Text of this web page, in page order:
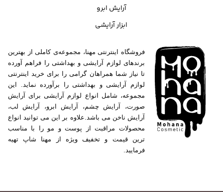
آرایش ابرو
ابزار آرایشی
فروشگاه اینترنتی مهنا، مجموعه‌ی کاملی از بهترین
برندهای لوازم آرایشی و بهداشتی را فراهم آورده
تا نیاز شما همراهان گرامی را برای خرید اینترنتی
لوازم آرایشی و بهداشتی را برآورده نماید. این
مجموعه، شامل انواع لوازم آرایشی برای آرایش
صورت، آرایش چشم، آرایش ابرو، آرایش لب،
آرایش ناخن می باشد.علاوه بر این می توانید انواع
محصولات مراقبت از پوست و مو را با مناسب
ترین قیمت و تخفیف ویژه از مهنا شاپ تهیه
فرمایید.